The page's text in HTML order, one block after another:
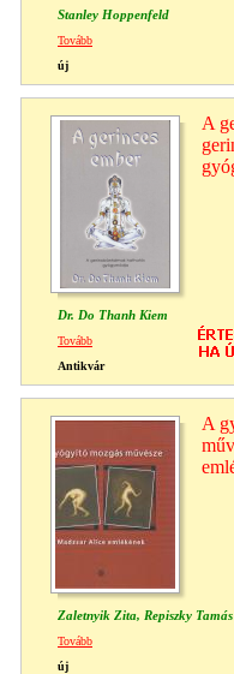
Stanley Hoppenfeld
Tovább
új
A
Dr. Do Thanh Kiem
Tovább
Antikvár
A
Zaletnyik Zita, Repiszky Tamás
Tovább
új